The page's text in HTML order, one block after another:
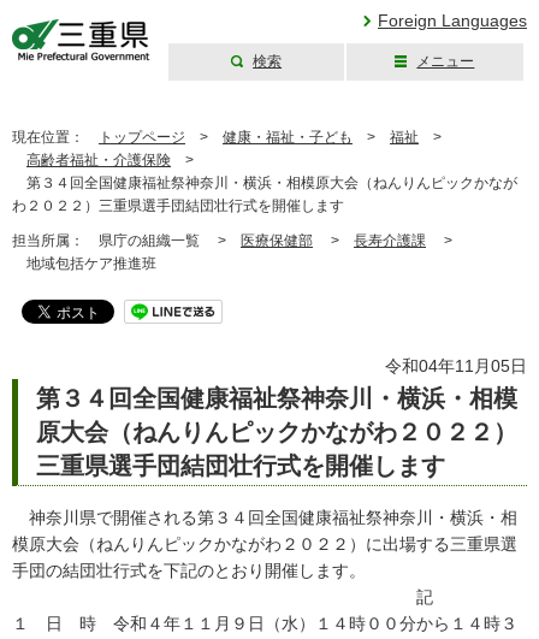
Foreign Languages
検索 メニュー
現在位置： トップページ > 健康・福祉・子ども > 福祉 >
高齢者福祉・介護保険 >
第３４回全国健康福祉祭神奈川・横浜・相模原大会（ねんりんピックかなが
わ２０２２）三重県選手団結団壮行式を開催します
担当所属： 県庁の組織一覧 > 医療保健部 > 長寿介護課 >
地域包括ケア推進班
令和04年11月05日
第３４回全国健康福祉祭神奈川・横浜・相模
原大会（ねんりんピックかながわ２０２２）
三重県選手団結団壮行式を開催します
神奈川県で開催される第３４回全国健康福祉祭神奈川・横浜・相
模原大会（ねんりんピックかながわ２０２２）に出場する三重県選
手団の結団壮行式を下記のとおり開催します。
記
１ 日 時 令和４年１１月９日（水）１４時００分から１４時３